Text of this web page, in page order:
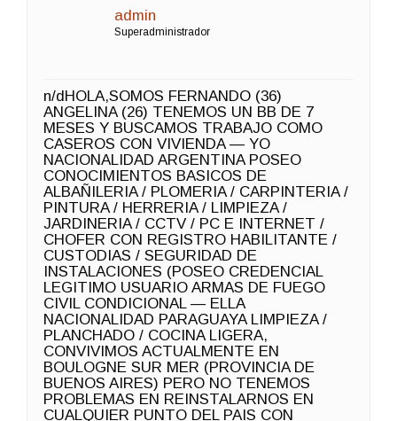
admin
Superadministrador
n/dHOLA,SOMOS FERNANDO (36)
ANGELINA (26) TENEMOS UN BB DE 7
MESES Y BUSCAMOS TRABAJO COMO
CASEROS CON VIVIENDA — YO
NACIONALIDAD ARGENTINA POSEO
CONOCIMIENTOS BASICOS DE
ALBAÑILERIA / PLOMERIA / CARPINTERIA /
PINTURA / HERRERIA / LIMPIEZA /
JARDINERIA / CCTV / PC E INTERNET /
CHOFER CON REGISTRO HABILITANTE /
CUSTODIAS / SEGURIDAD DE
INSTALACIONES (POSEO CREDENCIAL
LEGITIMO USUARIO ARMAS DE FUEGO
CIVIL CONDICIONAL — ELLA
NACIONALIDAD PARAGUAYA LIMPIEZA /
PLANCHADO / COCINA LIGERA,
CONVIVIMOS ACTUALMENTE EN
BOULOGNE SUR MER (PROVINCIA DE
BUENOS AIRES) PERO NO TENEMOS
PROBLEMAS EN REINSTALARNOS EN
CUALQUIER PUNTO DEL PAIS CON